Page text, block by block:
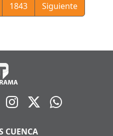
1843 Siguiente
CUENCA